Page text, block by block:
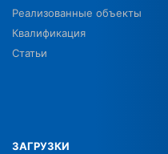
Реализованные объекты
Квалификация
Статьи
ЗАГРУЗКИ